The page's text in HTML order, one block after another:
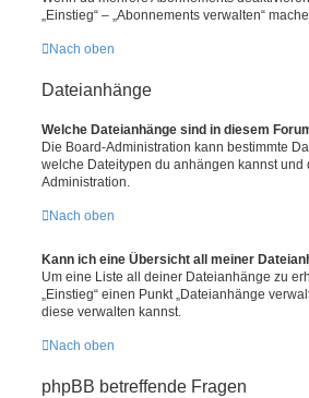
„Einstieg“ – „Abonnements verwalten“
Nach oben
Dateianhänge
Welche Dateianhänge sind in diesem
Die Board-Administration kann bestimmte
welche Dateitypen du anhängen kannst
Administration.
Nach oben
Kann ich eine Übersicht all meiner
Um eine Liste all deiner Dateianhänge zu
„Einstieg“ einen Punkt „Dateianhänge
diese verwalten kannst.
Nach oben
phpBB betreffende Fragen